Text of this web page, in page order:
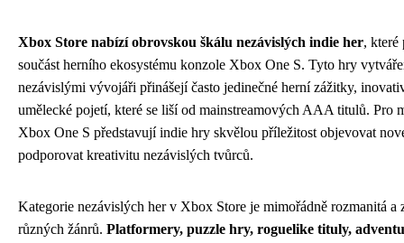
Xbox Store nabízí obrovskou škálu nezávislých indie her, které
součást herního ekosystému konzole Xbox One S. Tyto hry
nezávislými vývojáři přinášejí často jedinečné herní zážitky,
umělecké pojetí, které se liší od mainstreamových AAA titulů. Pro
Xbox One S představují indie hry skvělou příležitost objevovat
podporovat kreativitu nezávislých tvůrců.
Kategorie nezávislých her v Xbox Store je mimořádně rozmanitá a
různých žánrů. Platformery, puzzle hry, roguelike tituly,